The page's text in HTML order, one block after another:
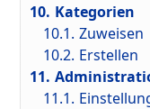
10. Kategorien
10.1. Zuweisen
10.2. Erstellen
11.
11.1.